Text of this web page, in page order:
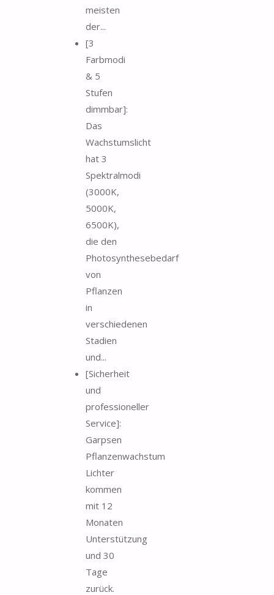
meisten
der...
[3
Farbmodi
& 5
Stufen
dimmbar]:
Das
Wachstumslicht
hat 3
Spektralmodi
(3000K,
5000K,
6500K),
die den
Photosynthesebedarf
von
Pflanzen
in
verschiedenen
Stadien
und...
[Sicherheit
und
professioneller
Service]:
Garpsen
Pflanzenwachstum
Lichter
kommen
mit 12
Monaten
Unterstützung
und 30
Tage
zurück.